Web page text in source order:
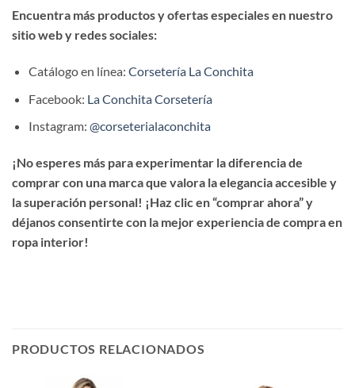
Encuentra más productos y ofertas especiales en nuestro
sitio web y redes sociales:
Catálogo en línea: Corsetería La Conchita
Facebook: La Conchita Corsetería
Instagram: @corseterialaconchita
¡No esperes más para experimentar la diferencia de
comprar con una marca que valora la elegancia accesible y
la superación personal! ¡Haz clic en “comprar ahora” y
déjanos consentirte con la mejor experiencia de compra en
ropa interior!
PRODUCTOS RELACIONADOS